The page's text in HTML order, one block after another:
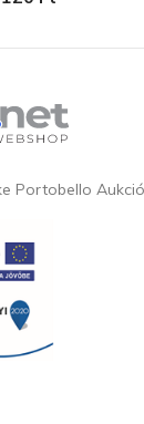
Portobello